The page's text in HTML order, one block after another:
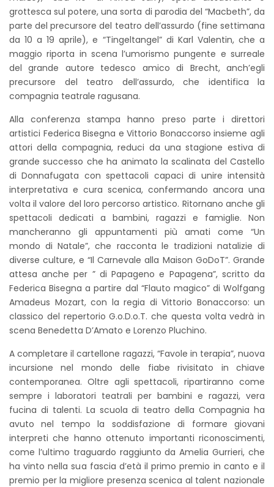
grottesca sul potere, una sorta di parodia del “Macbeth”, da
parte del precursore del teatro dell’assurdo (fine settimana
da 10 a 19 aprile), e “Tingeltangel” di Karl Valentin, che a
maggio riporta in scena l’umorismo pungente e surreale
del grande autore tedesco amico di Brecht, anch’egli
precursore del teatro dell’assurdo, che identifica la
compagnia teatrale ragusana.
Alla conferenza stampa hanno preso parte i direttori
artistici Federica Bisegna e Vittorio Bonaccorso insieme agli
attori della compagnia, reduci da una stagione estiva di
grande successo che ha animato la scalinata del Castello
di Donnafugata con spettacoli capaci di unire intensità
interpretativa e cura scenica, confermando ancora una
volta il valore del loro percorso artistico. Ritornano anche gli
spettacoli dedicati a bambini, ragazzi e famiglie. Non
mancheranno gli appuntamenti più amati come “Un
mondo di Natale”, che racconta le tradizioni natalizie di
diverse culture, e “Il Carnevale alla Maison GoDoT”. Grande
attesa anche per ” di Papageno e Papagena”, scritto da
Federica Bisegna a partire dal “Flauto magico” di Wolfgang
Amadeus Mozart, con la regia di Vittorio Bonaccorso: un
classico del repertorio G.o.D.o.T. che questa volta vedrà in
scena Benedetta D’Amato e Lorenzo Pluchino.
A completare il cartellone ragazzi, “Favole in terapia”, nuova
incursione nel mondo delle fiabe rivisitato in chiave
contemporanea. Oltre agli spettacoli, ripartiranno come
sempre i laboratori teatrali per bambini e ragazzi, vera
fucina di talenti. La scuola di teatro della Compagnia ha
avuto nel tempo la soddisfazione di formare giovani
interpreti che hanno ottenuto importanti riconoscimenti,
come l’ultimo traguardo raggiunto da Amelia Gurrieri, che
ha vinto nella sua fascia d’età il primo premio in canto e il
premio per la migliore presenza scenica al talent nazionale